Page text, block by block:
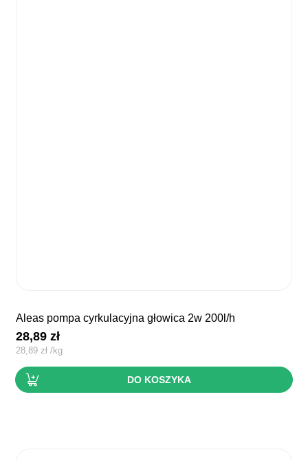
aleas pompa cyrkulacyjna głowica 2w 200l/h
28,89zł
28,89 zł /kg
DO KOSZYKA